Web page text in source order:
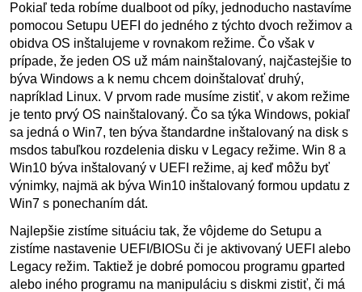
Pokiaľ teda robíme dualboot od píky, jednoducho nastavíme
pomocou Setupu UEFI do jedného z týchto dvoch režimov a
obidva OS inštalujeme v rovnakom režime. Čo však v
prípade, že jeden OS už mám nainštalovaný, najčastejšie to
býva Windows a k nemu chcem doinštalovať druhý,
napríklad Linux. V prvom rade musíme zistiť, v akom režime
je tento prvý OS nainštalovaný. Čo sa týka Windows, pokiaľ
sa jedná o Win7, ten býva štandardne inštalovaný na disk s
msdos tabuľkou rozdelenia disku v Legacy režime. Win 8 a
Win10 býva inštalovaný v UEFI režime, aj keď môžu byť
výnimky, najmä ak býva Win10 inštalovaný formou updatu z
Win7 s ponechaním dát.
Najlepšie zistíme situáciu tak, že vôjdeme do Setupu a
zistíme nastavenie UEFI/BIOSu či je aktivovaný UEFI alebo
Legacy režim. Taktiež je dobré pomocou programu gparted
alebo iného programu na manipuláciu s diskmi zistiť, či má